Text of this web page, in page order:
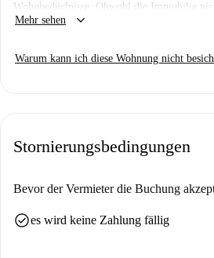
Wohnbedürfnisse. Obwohl die Immobilie
wurde, durchlaufen alle Vermieter auf
können. Da die Wohnung keinen Aufzug hat,
charmanten Straßen erkunden möchten –
an diesem reizvollen Ort noch heute.
Mehr sehen keyboard_arrow_down
Warum kann ich diese Wohnung nicht
Stornierungsbedingungen
Bevor der Vermieter die Buchung
check_circlees wird keine Zahlung fällig